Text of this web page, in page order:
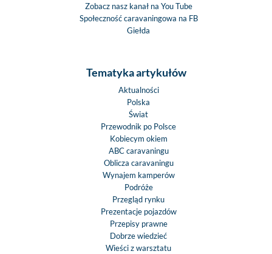
Zobacz nasz kanał na You Tube
Społeczność caravaningowa na FB
Giełda
Tematyka artykułów
Aktualności
Polska
Świat
Przewodnik po Polsce
Kobiecym okiem
ABC caravaningu
Oblicza caravaningu
Wynajem kamperów
Podróże
Przegląd rynku
Prezentacje pojazdów
Przepisy prawne
Dobrze wiedzieć
Wieści z warsztatu